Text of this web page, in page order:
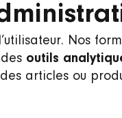
Nos
outils
articles ou